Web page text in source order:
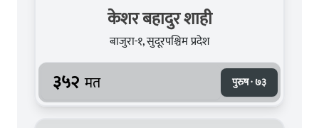
केशर बहादुर शाही
बाजुरा-१, सुदूरपश्चिम प्रदेश
३५२ मत पुरुष · ७३